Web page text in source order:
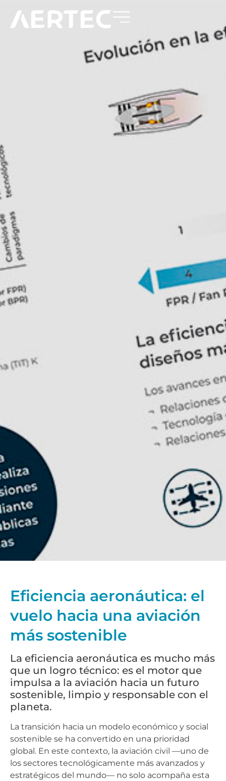
Eficiencia aeronáutica: el
vuelo hacia una aviación
más sostenible
La eficiencia aeronáutica es mucho más
que un logro técnico: es el motor que
impulsa a la aviación hacia un futuro
sostenible, limpio y responsable con el
planeta.
La transición hacia un modelo económico y social
sostenible se ha convertido en una prioridad
global. En este contexto, la aviación civil —uno de
los sectores tecnológicamente más avanzados y
estratégicos del mundo— no solo acompaña esta